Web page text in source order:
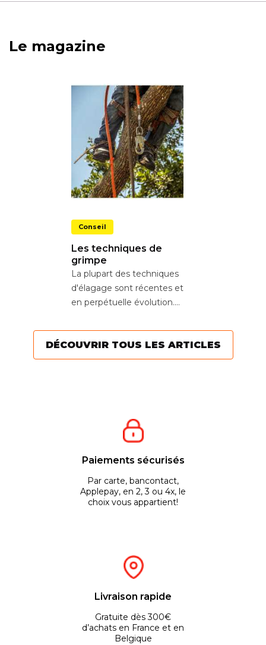
Le magazine
Conseil
Les techniques de
grimpe
La plupart des techniques
d'élagage sont récentes et
en perpétuelle évolution.
de...
DÉCOUVRIR TOUS LES ARTICLES
Paiements sécurisés
Par carte, bancontact,
Applepay, en 2, 3 ou 4x, le
choix vous appartient!
Livraison rapide
Gratuite dès 300€
d’achats en France et en
Belgique